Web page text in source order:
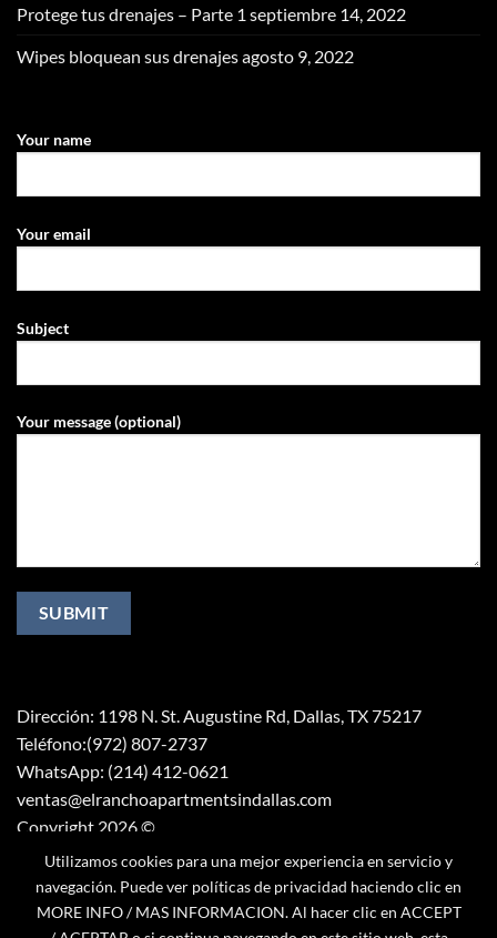
Protege tus drenajes – Parte 1 septiembre 14, 2022
Wipes bloquean sus drenajesagosto 9, 2022
Your name
Your email
Subject
Your message (optional)
Dirección: 1198 N. St. Augustine Rd, Dallas, TX 75217
Teléfono:(972) 807-2737
WhatsApp: (214) 412-0621
ventas@elranchoapartmentsindallas.com
Copyright 2026 ©
Mentes Digitales RW
Utilizamos cookies para una mejor experiencia en servicio y
navegación. Puede ver políticas de privacidad haciendo clic en
MORE INFO / MAS INFORMACION. Al hacer clic en ACCEPT